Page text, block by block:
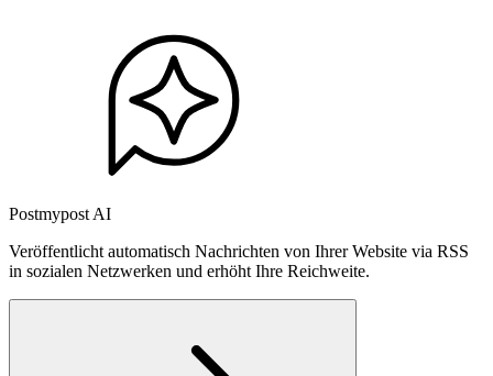
Postmypost AI
Veröffentlicht automatisch Nachrichten von Ihrer Website via RSS
in sozialen Netzwerken und erhöht Ihre Reichweite.